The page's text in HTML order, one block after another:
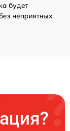
будет
неприятных